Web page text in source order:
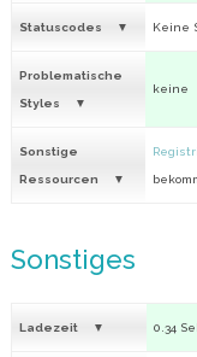
Statuscodes Keine
Problematische
Styles
keine
Sonstige
Ressourcen
Sonstiges
Ladezeit 0.34